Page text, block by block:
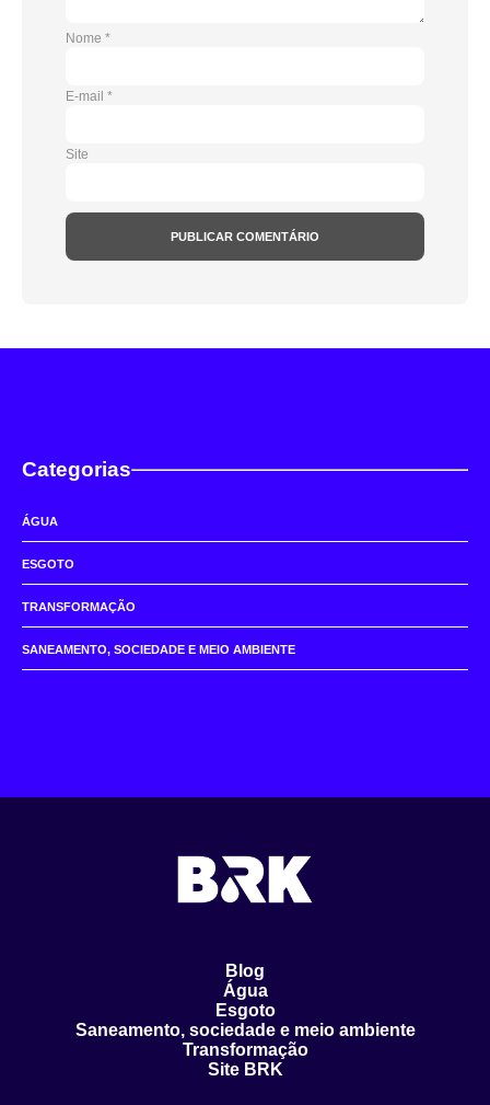
Nome *
E-mail *
Site
Categorias
ÁGUA
ESGOTO
TRANSFORMAÇÃO
SANEAMENTO, SOCIEDADE E MEIO AMBIENTE
Blog
Água
Esgoto
Saneamento, sociedade e meio ambiente
Transformação
Site BRK